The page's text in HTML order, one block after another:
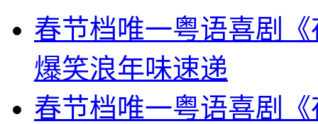
春节档唯一粤语喜剧
爆笑浪年味速递
春节档唯一粤语喜剧